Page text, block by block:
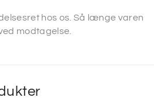
hos os. Så længe varen
modtagelse.